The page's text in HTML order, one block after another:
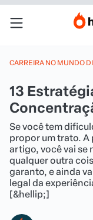
CARREIRA NO MUNDO
13
Se você tem
propor um trato. A
artigo, você vai se
qualquer outra
garanto, e ainda
legal da
[&hellip;]